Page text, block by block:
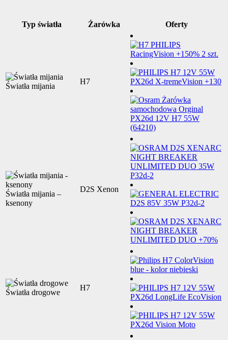
Typ światła Żarówka Oferty
Światła mijania
H7
Światła mijania –
ksenony
D2S Xenon
Światła drogowe
H7